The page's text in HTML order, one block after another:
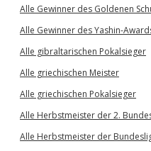
Alle Gewinner des Goldenen
Alle Gewinner des Yashin-
Alle gibraltarischen Pokalsieger
Alle griechischen Meister
Alle griechischen Pokalsieger
Alle Herbstmeister der 2.
Alle Herbstmeister der